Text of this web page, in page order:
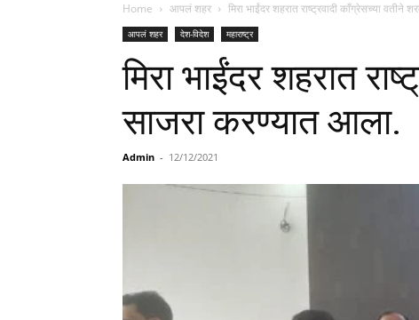
Home आपलं शहर मिरा भाईंदर शहरात राष्ट्रवादी काँग्रेसच्या वतीने
आपलं शहर देश-विदेश महाराष्ट्र
मिरा भाईंदर शहरात
साजरा करण्यात आला.
Admin - 12/12/2021